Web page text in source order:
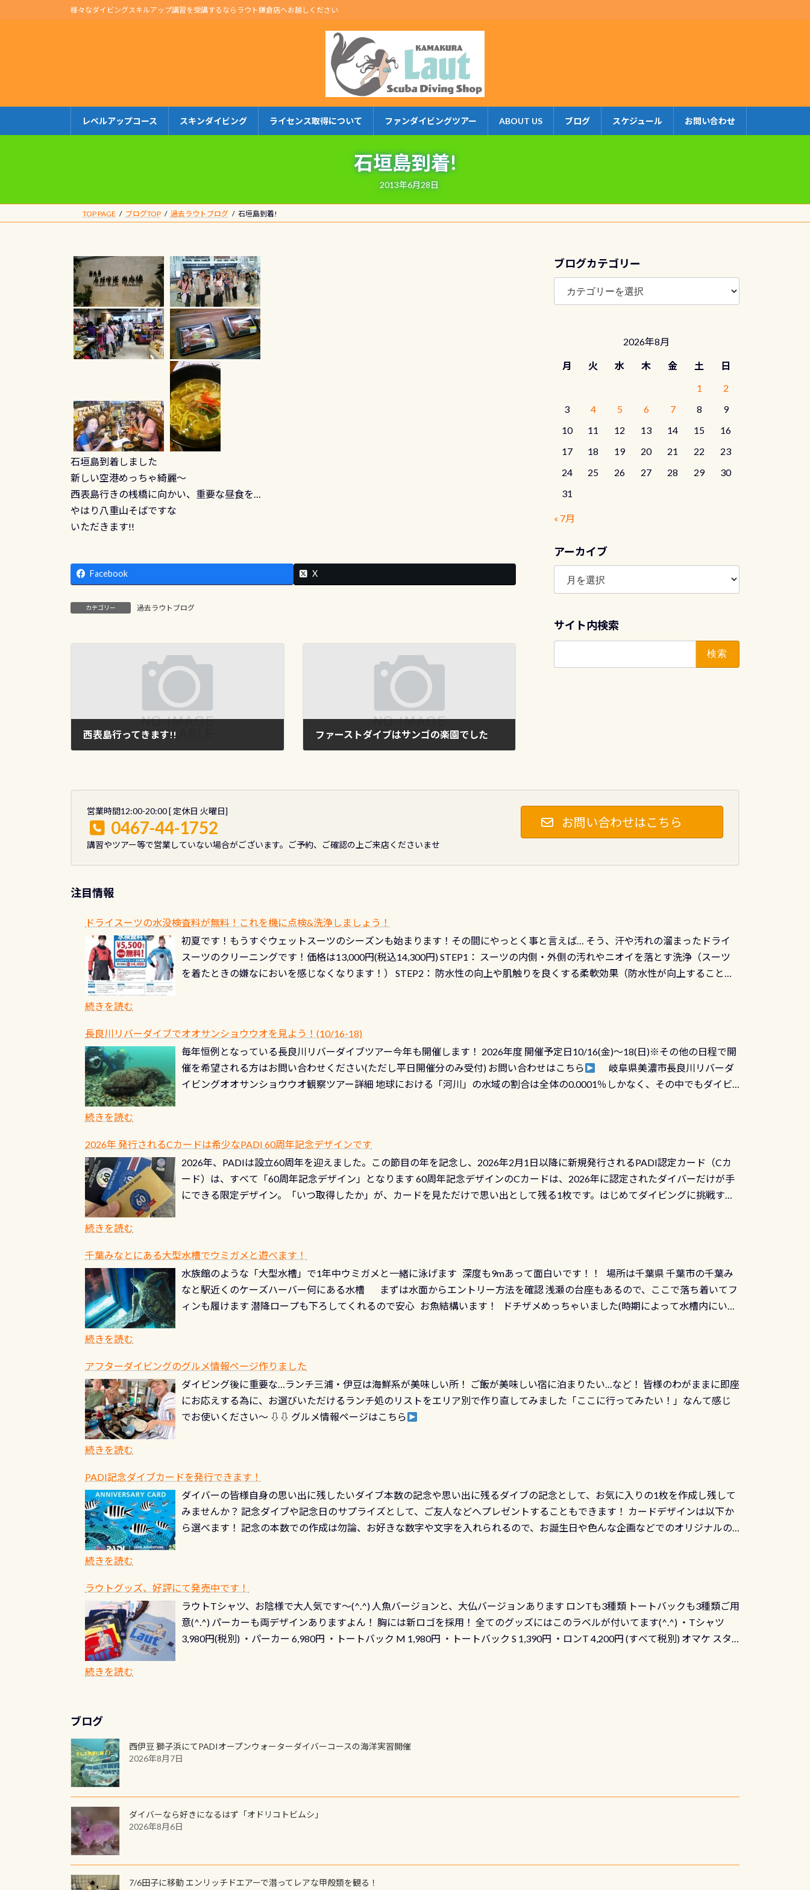
ン
キ
プ
ビ
に
動
様々なダイビングスキルアップ講習を受講するならラウト鎌倉店へお越しください
レベルアップコース スキンダイビング ライセンス取得について ファンダイビングツアー ABOUT US ブログ スケジュール お問い合わせ
石垣島到着!
2013年6月28日
TOP PAGE ブログTOP 過去ラウトブログ 石垣島到着!
石垣島到着しました
新しい空港めっちゃ綺麗～
西表島行きの桟橋に向かい、重要な昼食を…
やはり八重山そばですな
いただきます!!
Facebook X
カテゴリー 過去ラウトブログ
西表島行ってきます!! ファーストダイブはサンゴの楽園でした
ブログカテゴリー
ブ
グ
2026年8月
月 火 水 木 金 土
日
1
2
3
4 5 6 7 8
9
10
11 12 13 14 15
16
17
18 19 20 21 22
23
24
25 26 27 28 29
30
31
« 7月
アーカイブ
ア
カ
ブ
サイト内検索
営業時間12:00-20:00 [ 定休日 火曜日]
0467-44-1752
講習やツアー等で営業していない場合がございます。ご予約、ご確認の上ご来店くださいませ
お問い合わせはこちら
注目情報
ドライスーツの水没検査料が無料！これを機に点検&洗浄しましょう！
初夏です！もうすぐウェットスーツのシーズンも始まります！その間にやっとく事と言えば… そう、汗や汚れの溜まったドライ
スーツのクリーニングです！価格は13,000円(税込14,300円) STEP1： スーツの内側・外側の汚れやニオイを落とす洗浄（スーツ
を着たときの嫌なにおいを感じなくなります！） STEP2： 防水性の向上や肌触りを良くする柔軟効果（防水性が向上することで
ル(穴)がないか確認冬になり、使い始めてから水漏れする…ってのは避けましょう！実際水につけて水検査して調べます ●給気バ
ルブのオーバーホール排気バルブは、ドライスーツクリーニングの際に行うのですが、空気を送り込む「給気バルブ」のオーバ
ーホールも非常に大切です BCDで言うと給気ボタンの点検と一緒な訳ですから、ボタンが潮噛みしてドライスーツに空気が入り
過ぎて急浮上…なんて事がないようにしっかり点検しましょう！まだした事がない方はこれを機会に是非やってください！！ ●
点検をする度に1行目の「水漏れ検査代」が5,500円掛かります そこで下記のキャンペーンを利用してみてはどうでしょうか？
8/31までの間に、ドライスーツの点検・オーバーホールを出して頂いた方は、上記の水検査料5,500円がなんと無料になります！
ドライスーツクリーニングだけでも出そうと思ってる方は、セットでこの水検査も出しましょう！そし続きを読む
続きを読む
長良川リバーダイブでオオサンショウウオを見よう！(10/16-18)
毎年恒例となっている長良川リバーダイブツアー今年も開催します！ 2026年度 開催予定日10/16(金)～18(日)※その他の日程で開
催を希望される方はお問い合わせください(ただし平日開催分のみ受付) お問い合わせはこちら
岐阜県美濃市長良川リバーダ
イビングオオサンショウウオ観察ツアー詳細 地球における「河川」の水域の割合は全体の0.0001％しかなく、その中でもダイビ
ませ 6月から10月の間で開催しております 長良川ってどんな川？ 長良川は日本三大清流(四万十川、柿田川)の１つに数えられ
る清流（水質汚染の少ない、または無い川のこと）で岐阜県の郡上市に始まり、美濃を経て伊勢湾に流れます1985年には環境省
の「名水100選」にまた2001年には「日本の水浴場88選」に全国で唯一河川で選ばれた清流です川にしては珍しく、水深が深い
ところでは12mほどあり十分ダイビングを楽しむことが出来ます 川原からのエントリーエキジットは正に大自然の中でのダイビ
ダウンカレントが発生している箇所などもあり、なかなか海では見られない光景です 透明度の良い川を数百メートルドリフトす
る(流される)のは快感です！ 特別天然記念物「オオサンショウウオ」が見れる 長良川ダイビング最大の見どころがこの特別天然
記念物の「オオサンショウウオ」です 大きなものでは体長1mを超える世界最大の両生類です個体数が少なくかなり貴重な生物で
すが、ここ長良川ではかなりの確立で見ることが出来ます特別天然記念物と言えば他には「 続きを読む
続きを読む
2026年 発行されるCカードは希少なPADI 60周年記念デザインです
2026年、PADIは設立60周年を迎えました。この節目の年を記念し、2026年2月1日以降に新規発行されるPADI認定カード（Cカ
ード）は、すべて「60周年記念デザイン」となります 60周年記念デザインのCカードは、2026年に認定されたダイバーだけが手
にできる限定デザイン。「いつ取得したか」が、カードを見ただけで思い出として残る1枚です。はじめてダイビングに挑戦する
終営業日までの発行分 【注意事項】※ PADI Freediver、Mermaid、EFR、TECなど特別プログラムの専用カードが発行されるもの
やオリジナルカード対象のディスティンクティブ・スペシャルティ、AWAREデザインカードを申し込みの方は対象外となりま
す。 ※ 2026年12月の認定でも、2027年1月以降に発行されるカードは通常デザインとなります ダイビングは、始めた「年」も
思い出になる ダイビングを始めるきっかけは人それぞれ。でも、「いつ始めたか」は、あとから振り返ると大切な思い出になり
も、ワクワクが続く60周年限定企画です。コースを修了されたら、ぜひ参加してみてくださいね 毎月60名様、年間720名様に
PADIグッズが当たるチャンス 受講したPADIダイブセンター／リゾートが用意したオリジナル景品が当たることも！ PADIデジタ
ルくじに参加する
続きを読む
千葉みなとにある大型水槽でウミガメと遊べます！
水族館のような「大型水槽」で1年中ウミガメと一緒に泳げます 深度も9mあって面白いです！！ 場所は千葉県 千葉市の千葉み
なと駅近くのケーズハーバー何にある水槽 まずは水面からエントリー方法を確認 浅瀬の台座もあるので、ここで落ち着いてフ
ィンも履けます 潜降ロープも下ろしてくれるので安心 お魚結構います！ ドチザメめっちゃいました(時期によって水槽内にいる
楽しみ頂けます 反対側の窓からも見ることが出来るので、付き添いの方とも記念撮影も出来ますよ スキンダイビングでも参加
できます！ かなり楽しめます是非ご参加ください！ 写真撮影の練習や、4時間たっぷり利用出来るので、普通に中性浮力の練習
にもなりますヨ 料金等、詳しくは 詳細はこちら
続きを読む
アフターダイビングのグルメ情報ページ作りました
ダイビング後に重要な…ランチ三浦・伊豆は海鮮系が美味しい所！ ご飯が美味しい宿に泊まりたい…など！ 皆様のわがままに即座
にお応えする為に、お選びいただけるランチ処のリストをエリア別で作り直してみました「ここに行ってみたい！」なんて感じ
でお使いください～ ⇩⇩ グルメ情報ページはこちら
続きを読む
PADI記念ダイブカードを発行できます！
ダイバーの皆様自身の思い出に残したいダイブ本数の記念や思い出に残るダイブの記念として、お気に入りの1枚を作成し残して
みませんか？ 記念ダイブや記念日のサプライズとして、ご友人などへプレゼントすることもできます！ カードデザインは以下か
ら選べます！ 記念の本数での作成は勿論、お好きな数字や文字を入れられるので、お誕生日や色んな企画などでのオリジナルの
続きを読む
ラウトグッズ、好評にて発売中です！
ラウトTシャツ、お陰様で大人気です～(^.^) 人魚バージョンと、大仏バージョンあります ロンTも3種類 トートバックも3種類ご用
意(^.^) パーカーも両デザインありますよん！ 胸には新ロゴを採用！ 全てのグッズにはこのラベルが付いてます(^.^) ・Tシャツ
3,980円(税別) ・パーカー 6,980円 ・トートバック M 1,980円 ・トートバック S 1,390円 ・ロンT 4,200円 (すべて税別) オマケ スタ
続きを読む
ブログ
西伊豆 獅子浜にてPADIオープンウォーターダイバーコースの海洋実習開催
2026年8月7日
ダイバーなら好きになるはず「オドリコトビムシ」
2026年8月6日
7/6田子に移動 エンリッチドエアーで潜ってレアな甲殻類を観る！